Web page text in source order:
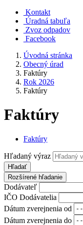
Kontakt
Úradná tabuľa
Zvoz odpadov
Facebook
Úvodná stránka
Obecný úrad
Faktúry
Rok 2026
Faktúry
Faktúry
Faktúry
Hľadaný výraz
Hľadať
Rozšírené hľadanie
Dodávateľ
IČO Dodávatelia
Dátum zverejnenia od
Dátum zverejnenia do